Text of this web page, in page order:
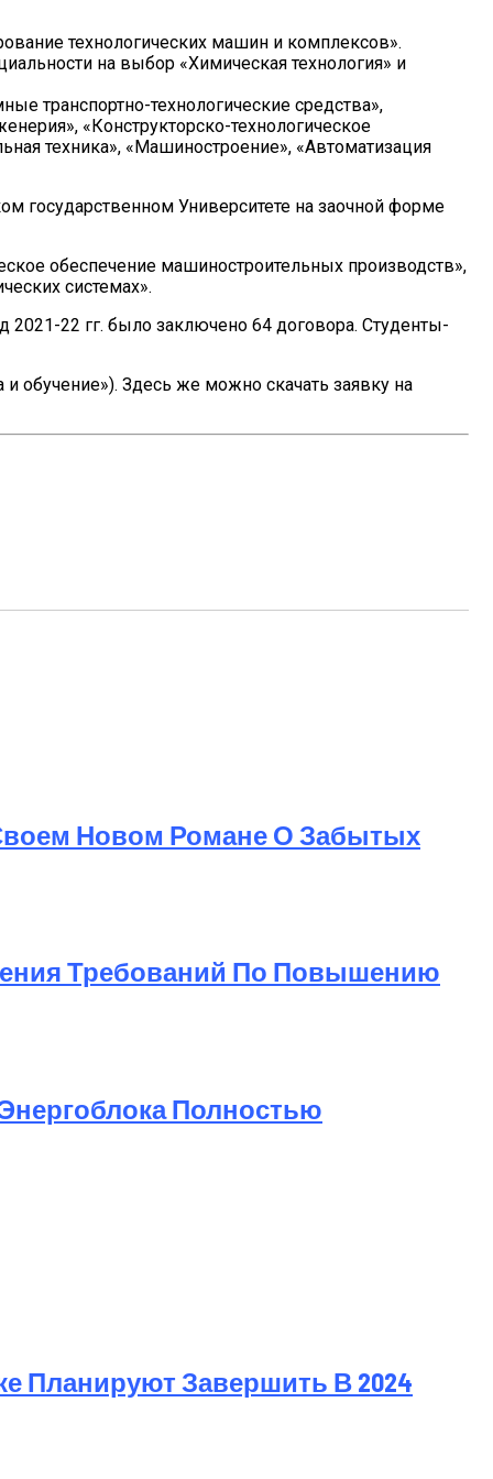
технологических машин и комплексов».
на выбор «Химическая технология» и
транспортно-технологические средства»,
«Конструкторско-технологическое
техника», «Машиностроение», «Автоматизация
государственном Университете на заочной форме
обеспечение машиностроительных производств»,
системах».
2021-22 гг. было заключено 64 договора. Студенты-
обучение»). Здесь же можно скачать заявку на
Новом Романе О Забытых
Требований По Повышению
Полностью
Планируют Завершить В 2024